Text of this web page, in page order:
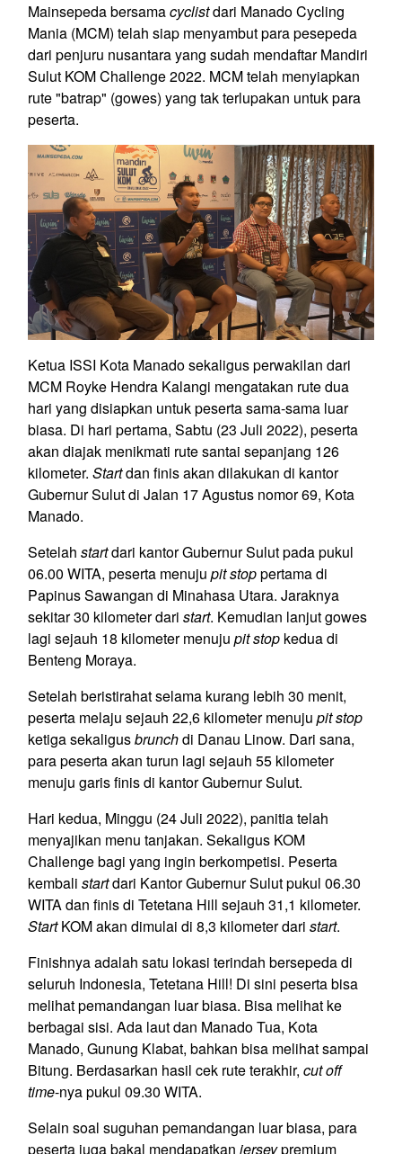
Mainsepeda bersamacyclistdari Manado Cycling
Mania (MCM) telah siap menyambut para pesepeda
dari penjuru nusantara yang sudah mendaftar Mandiri
Sulut KOM Challenge 2022. MCM telah menyiapkan
rute "batrap" (gowes) yang tak terlupakan untuk para
peserta.
Ketua ISSI Kota Manado sekaligus perwakilan dari
MCM Royke Hendra Kalangi mengatakan rute dua
hari yang disiapkan untuk peserta sama-sama luar
biasa. Di hari pertama, Sabtu (23 Juli 2022), peserta
akan diajak menikmati rute santai sepanjang 126
kilometer. Startdan finis akan dilakukan di kantor
Gubernur Sulut di Jalan 17 Agustus nomor 69, Kota
Manado.
Setelah startdari kantor Gubernur Sulut pada pukul
06.00 WITA, peserta menuju pit stoppertama di
Papinus Sawangan di Minahasa Utara. Jaraknya
sekitar 30 kilometer dari start. Kemudian lanjut gowes
lagi sejauh 18 kilometer menuju pit stop kedua di
Benteng Moraya.
Setelah beristirahat selama kurang lebih 30 menit,
peserta melaju sejauh 22,6 kilometer menuju pit stop
ketiga sekaligusbrunchdi Danau Linow. Dari sana,
para peserta akan turun lagi sejauh 55 kilometer
menuju garis finis di kantor Gubernur Sulut.
Hari kedua, Minggu (24 Juli 2022), panitia telah
menyajikan menu tanjakan. Sekaligus KOM
Challenge bagi yang ingin berkompetisi. Peserta
kembali startdari Kantor Gubernur Sulut pukul 06.30
WITA dan finis di Tetetana Hill sejauh 31,1 kilometer.
StartKOM akan dimulai di 8,3 kilometer dari start.
Finishnya adalah satu lokasi terindah bersepeda di
seluruh Indonesia, Tetetana Hill! Di sini peserta bisa
melihat pemandangan luar biasa. Bisa melihat ke
berbagai sisi. Ada laut dan Manado Tua, Kota
Manado, Gunung Klabat, bahkan bisa melihat sampai
Bitung. Berdasarkan hasil cek rute terakhir, cut off
time-nya pukul 09.30 WITA.
Selain soal suguhan pemandangan luar biasa, para
peserta juga bakal mendapatkan jerseypremium